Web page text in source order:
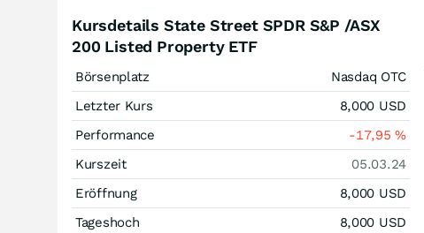
Kursdetails State Street SPDR S&P /ASX
200 Listed Property ETF
Börsenplatz
Nasdaq OTC
Letzter Kurs
8,000 USD
Performance
-17,95%
Kurszeit
05.03.24
Eröffnung
8,000 USD
Tageshoch
8,000 USD